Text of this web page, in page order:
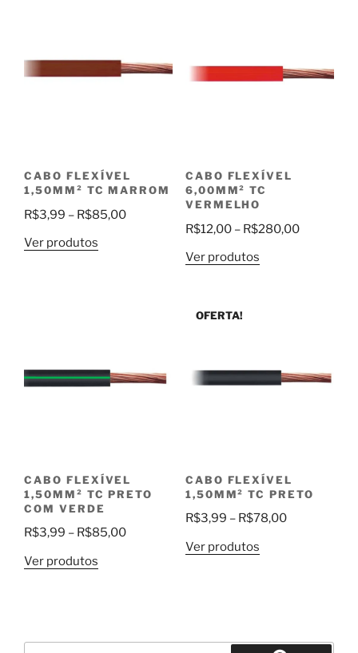
CABO FLEXÍVEL
1,50MM² TC MARROM
R$3,99 – R$85,00Faixa
Ver produtos
CABO FLEXÍVEL
6,00MM² TC
VERMELHO
R$12,00 – R$280,00Faixa
Ver produtos
CABO FLEXÍVEL
1,50MM² TC PRETO
COM VERDE
R$3,99 – R$85,00Faixa
Ver produtos
OFERTA!
CABO FLEXÍVEL
1,50MM² TC PRETO
R$3,99 – R$78,00Faixa
Ver produtos